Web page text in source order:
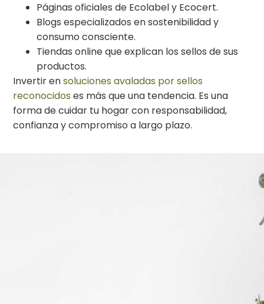
Páginas oficiales de Ecolabel y Ecocert.
Blogs especializados en sostenibilidad y
consumo consciente.
Tiendas online que explican los sellos de sus
productos.
Invertir ensoluciones avaladas por sellos
reconocidos es más que una tendencia. Es una
forma de cuidar tu hogar con responsabilidad,
confianza y compromiso a largo plazo.